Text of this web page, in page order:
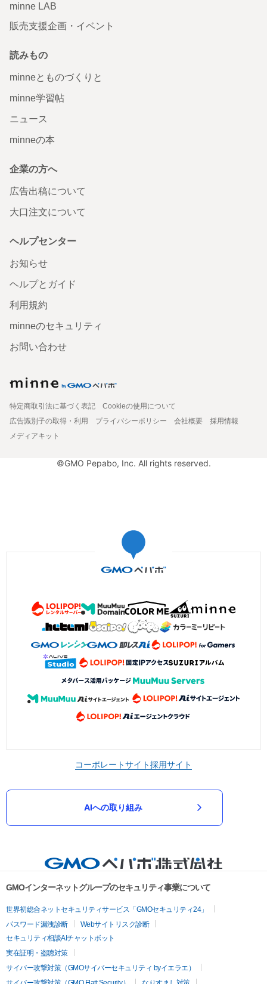
minne LAB
販売支援企画・イベント
読みもの
minneとものづくりと
minne学習帖
ニュース
minneの本
企業の方へ
広告出稿について
大口注文について
ヘルプセンター
お知らせ
ヘルプとガイド
利用規約
minneのセキュリティ
お問い合わせ
特定商取引法に基づく表記
Cookieの使用について
広告識別子の取得・利用
プライバシーポリシー 会社概要
採用情報
メディアキット
©GMO Pepabo, Inc. All rights reserved.
コーポレートサイト採用サイト
AIへの取り組み
GMOインターネットグループのセキュリティ事業について
世界初総合ネットセキュリティサービス「GMOセキュリティ24」
パスワード漏洩診断
Webサイトリスク診断
セキュリティ相談AIチャットボット
実在証明・盗聴対策
サイバー攻撃対策（GMOサイバーセキュリティ byイエラエ）